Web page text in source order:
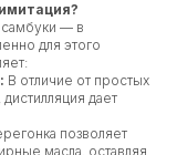
— в
для этого
В отличие от простых
дает
позволяет
масла, оставляя